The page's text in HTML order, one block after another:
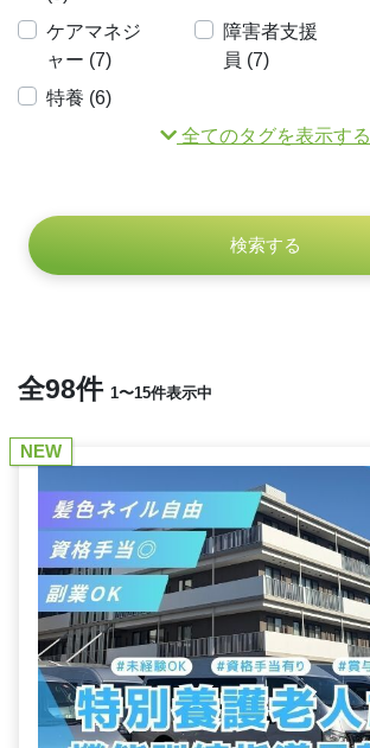
ケアマネジ
ャー (7)
障害者支援
員 (7)
特養 (6)
全てのタグを表示する
検索する
全98件 1〜15件表示中
NEW